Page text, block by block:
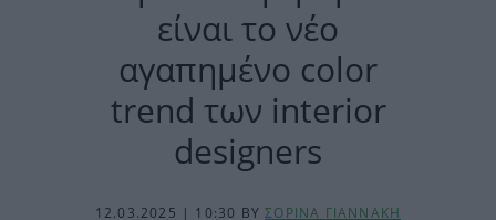
είναι το νέο
αγαπημένο color
trend των interior
designers
12.03.2025 | 10:30 BYΣΟΡΙΝΑ ΓΙΑΝΝΑΚΗ